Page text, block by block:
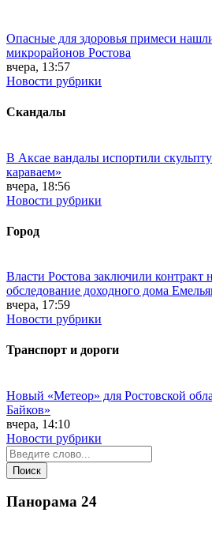
Опасные для здоровья примеси
микрорайонов Ростова
вчера, 13:57
Новости рубрики
Скандалы
В Аксае вандалы испортили
караваем»
вчера, 18:56
Новости рубрики
Город
Власти Ростова заключили контракт
обследование доходного дома
вчера, 17:59
Новости рубрики
Транспорт и дороги
Новый «Метеор» для Ростовской
Байков»
вчера, 14:10
Новости рубрики
Панорама 24